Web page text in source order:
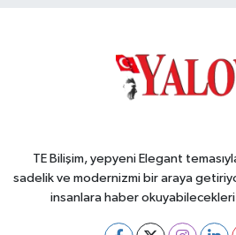
TE Bilişim, yepyeni Elegant
sadelik ve modernizmi bir araya
insanlara haber okuyabilecekleri